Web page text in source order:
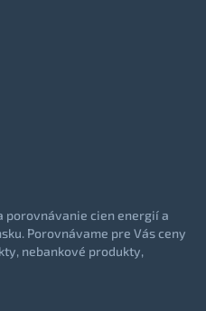
porovnávanie cien energií a
Porovnávame pre Vás ceny
nebankové produkty,